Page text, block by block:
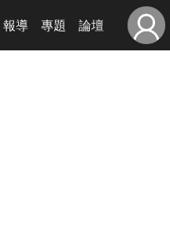
報導 專題 論壇